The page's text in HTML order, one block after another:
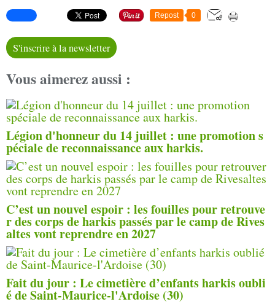
Repost 0
S'inscrire à la newsletter
Vous aimerez aussi :
Légion d'honneur du 14 juillet : une promotion s
péciale de reconnaissance aux harkis.
C’est un nouvel espoir : les fouilles pour retrouve
r des corps de harkis passés par le camp de Rives
altes vont reprendre en 2027
Fait du jour : Le cimetière d’enfants harkis oubli
é de Saint-Maurice-l'Ardoise (30)